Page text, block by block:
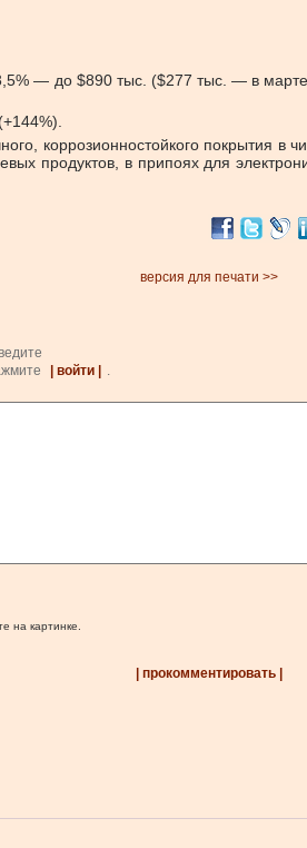
— до $890 тыс. ($277 тыс. — в
коррозионностойкого
продуктов, в припоях для
версия для печати >>
| войти |
.
на картинке.
| прокомментировать |